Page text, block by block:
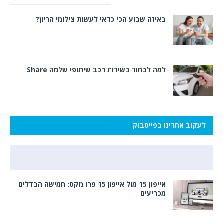
באיזה שבוע הכי כדאי לעשות צילומי הריון?
למה לבחור בשירות רכב שיתופי שלמה Share
לעקוב אחרינו בפייסבוק
אייפון 15 מול אייפון 15 פרו מקס: חמישה הבדלים
מכריעים